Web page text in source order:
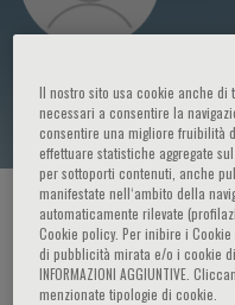
Philippe Grenier
HOME PAGE / CURSOS Y
Il nostro sito usa cookie anche di
necessari a consentire la
consentire una migliore fruibilità
effettuare statistiche aggregate
per sottoporti contenuti, anche
manifestate nell‘ambito della
automaticamente rilevate
Cookie policy. Per inibire i
di pubblicità mirata e/o i cookie
INFORMAZIONI AGGIUNTIVE.
menzionate tipologie di cookie.